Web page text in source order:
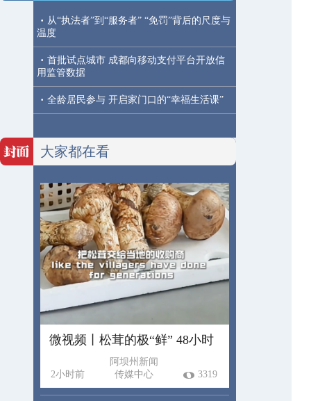
· 从“执法者”到“服务者” “免罚”背后的尺度与
温度
· 首批试点城市 成都向移动支付平台开放信
用监管数据
· 全龄居民参与 开启家门口的“幸福生活课”
大家都在看
微视频丨松茸的极“鲜” 48小时
2小时前
阿坝州新闻
传媒中心
3319